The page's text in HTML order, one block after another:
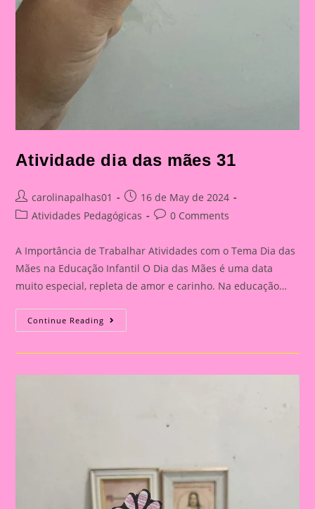
Atividade dia das mães 31
Post
author:
carolinapalhas01
Post
published:
16 de May de 2024
PostAtividades Pedagógicas
Post0 Comments
A Importância de Trabalhar Atividades com o Tema Dia das
Mães na Educação Infantil O Dia das Mães é uma data
muito especial, repleta de amor e carinho. Na educação…
Continue Reading Atividade
Dia